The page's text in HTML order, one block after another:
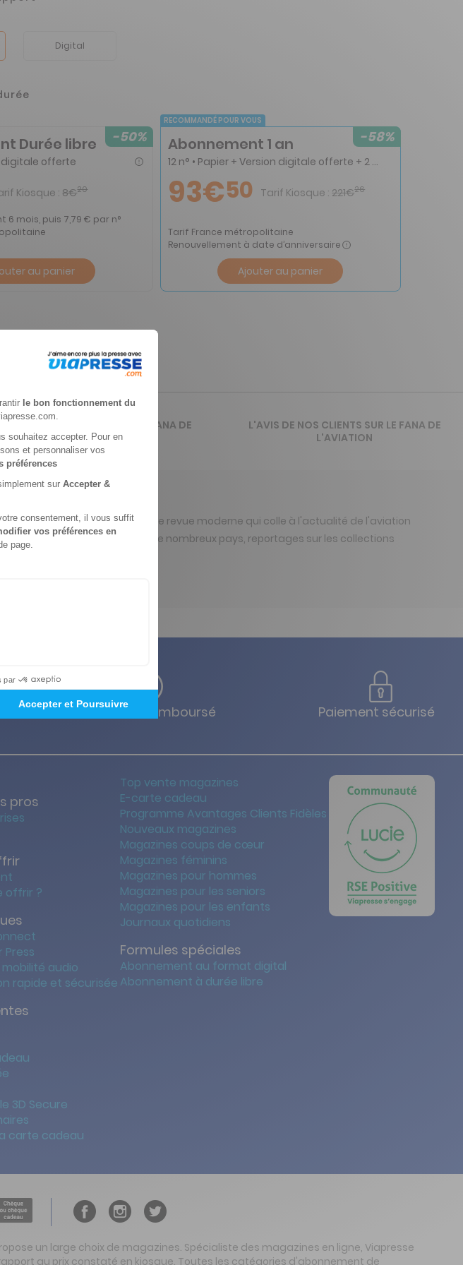
Digital
RECOMMANDÉ POUR VOUS
-58%
Abonnement 1 an
12 n° • Papier + Version digitale offerte + 2 HS
93€50 Tarif Kiosque : 221€26
Tarif France métropolitaine
Renouvellement à date d’anniversaire
Ajouter au panier
-50%
Durée libre
digitale offerte
Kiosque : 8€20
6 mois, puis 7,79 € par n°
au panier
monde. Né en 1969, c’est une revue moderne qui colle à l'actualité de l'aviation
historiens spécialisés dans de nombreux pays, reportages sur les collections
Fana !
ANCIENS NUMÉROS DE LE FANA DE
L'AVIATION
L'AVIS DE NOS CLIENTS SUR LE FANA DE
L'AVIATION
Satisfait ou remboursé Paiement sécurisé
pros
offrir ?
Press
audio
rapide et sécurisée
3D Secure
carte cadeau
Top vente magazines
E-carte cadeau
Programme Avantages Clients Fidèles
Nouveaux magazines
Magazines coups de cœur
Magazines féminins
Magazines pour hommes
Magazines pour les seniors
Magazines pour les enfants
Journaux quotidiens
Formules spéciales
Abonnement au format digital
Abonnement à durée libre
un large choix de magazines. Spécialiste des magazines en ligne, Viapresse
au prix constaté en kiosque. Toutes les catégories d'abonnement de